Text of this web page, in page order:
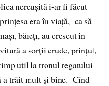
nereușită i-ar fi făcut
era în viață, ca să
băieți, au crescut în
a sorții crude, prințul,
util la tronul regatului
a trăit mult și bine. Cînd